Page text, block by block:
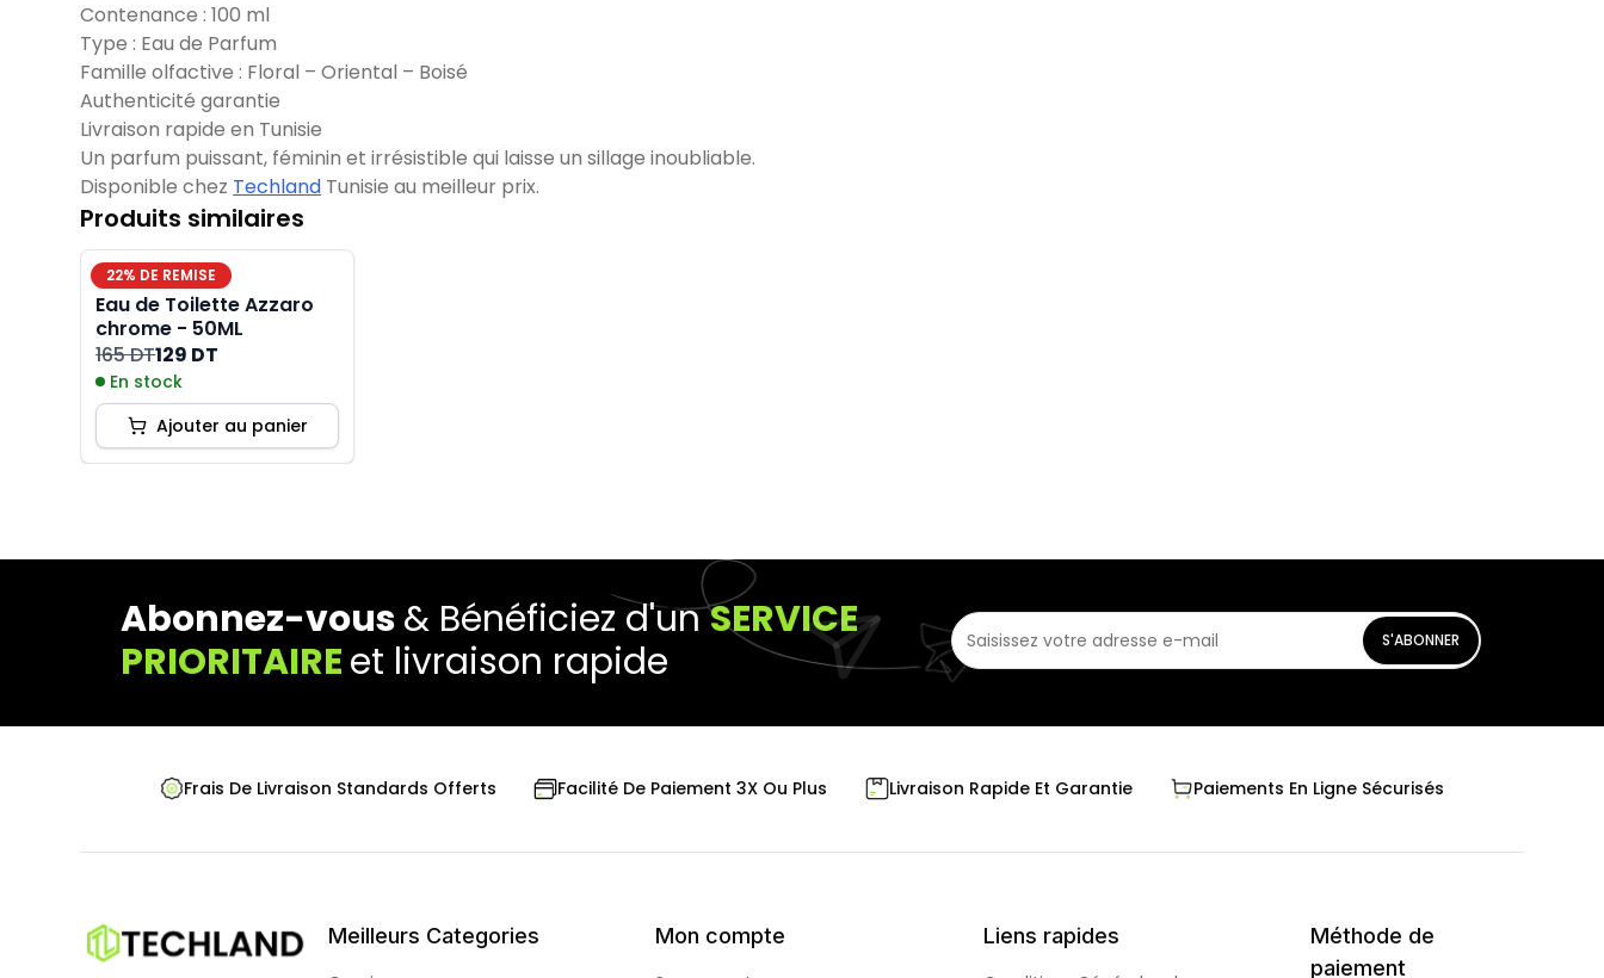
Contenance : 100 ml
Type : Eau de Parfum
Famille olfactive : Floral – Oriental – Boisé
Authenticité garantie
Livraison rapide en Tunisie
Un parfum puissant, féminin et irrésistible qui laisse un sillage inoubliable.
Disponible chez Techland Tunisie au meilleur prix.
Produits similaires
22% DE REMISE
Eau de Toilette Azzaro
chrome - 50ML
165 DT129 DT
En stock
Ajouter au panier
Abonnez-vous& Bénéficiez d'unSERVICE
PRIORITAIREet livraison rapide S'ABONNER
Frais De Livraison Standards Offerts Facilité De Paiement 3X Ou Plus Livraison Rapide Et Garantie Paiements En Ligne Sécurisés
Meilleurs Categories Mon compte Liens rapides
Méthode de
paiement